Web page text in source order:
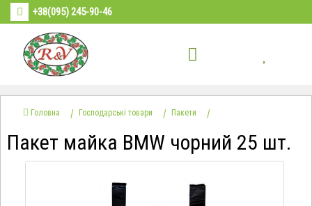
+38(095) 245-90-46
Головна Господарські товари Пакети
Пакет майка BMW чорний 25 шт.